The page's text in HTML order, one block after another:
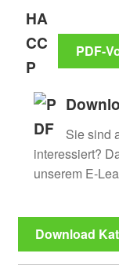
PDF-
Sie sind
interessiert?
unserem E-
Download